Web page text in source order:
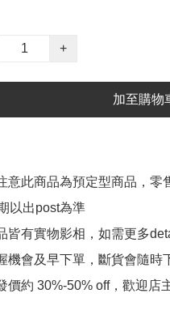
+
加至購物
意此商品為預定型商品，零
以出post為準
皆有實物影相，如需更多
機會及早下單，斷貨會隨時